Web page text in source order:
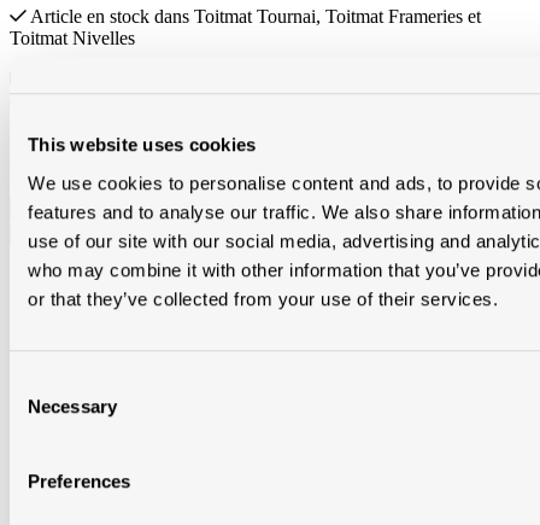
This website uses cookies
We use cookies to personalise content and ads, to provide
features and to analyse our traffic. We also share
use of our site with our social media, advertising and
who may combine it with other information that you’ve
or that they’ve collected from your use of their services.
Selection
Necessary
Preferences
Article en stock dans Toitmat Tournai, Toitmat Frameries et
Toitmat Nivelles
OostkampetModde Aalst
Prix brut 29,43 € / pc
boutons pour augmenter ou diminuer la quantité.
pc